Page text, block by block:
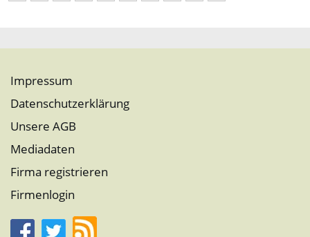
Impressum
Datenschutzerklärung
Unsere AGB
Mediadaten
Firma registrieren
Firmenlogin